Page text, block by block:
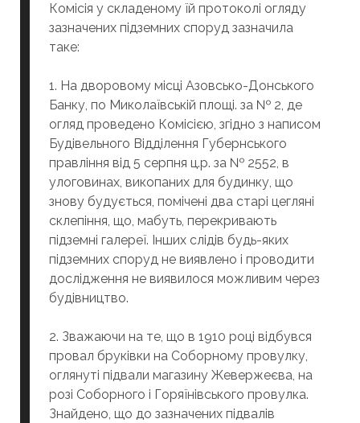
Комісія у складеному їй протоколі огляду
зазначених підземних споруд зазначила
таке:
1. На дворовому місці Азовсько-Донського
Банку, по Миколаївській площі. за № 2, де
огляд проведено Комісією, згідно з написом
Будівельного Відділення Губернського
правління від 5 серпня ц.р. за № 2552, в
улоговинах, викопаних для будинку, що
знову будується, помічені два старі цегляні
склепіння, що, мабуть, перекривають
підземні галереї. Інших слідів будь-яких
підземних споруд не виявлено і проводити
дослідження не виявилося можливим через
будівництво.
2. Зважаючи на те, що в 1910 році відбувся
провал бруківки на Соборному провулку,
оглянуті підвали магазину Жевержеєва, на
розі Соборного і Горяїнівського провулка.
Знайдено, що до зазначених підвалів